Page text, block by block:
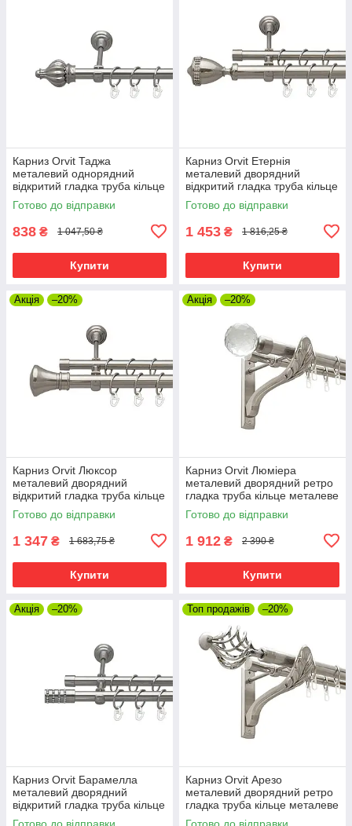
Карниз Orvit Таджа
металевий однорядний
відкритий гладка труба кільце
металеве Нержавіюча Сталь
19 мм 300 см (00-00015981)
Готово до відправки
838 ₴ 1 047,50 ₴
Купити
Карниз Orvit Етернія
металевий дворядний
відкритий гладка труба кільце
металеве Нержавіюча Сталь
25\19 мм 300 см (7075446)
Готово до відправки
1 453 ₴ 1 816,25 ₴
Купити
Акція –20%
Карниз Orvit Люксор
металевий дворядний
відкритий гладка труба кільце
металеве Нержавіюча Сталь
25\19 мм 300 см (7075454)
Готово до відправки
1 347 ₴ 1 683,75 ₴
Купити
Акція –20%
Карниз Orvit Люміера
металевий дворядний ретро
гладка труба кільце металеве
Нержавіюча Сталь 25\19 мм
300 см (00-00021610)
Готово до відправки
1 912 ₴ 2 390 ₴
Купити
Акція –20%
Карниз Orvit Барамелла
металевий дворядний
відкритий гладка труба кільце
металеве Нержавіюча Сталь
Готово до відправки
Топ продажів –20%
Карниз Orvit Арезо
металевий дворядний ретро
гладка труба кільце металеве
Нержавіюча Сталь 25\19 мм
Готово до відправки